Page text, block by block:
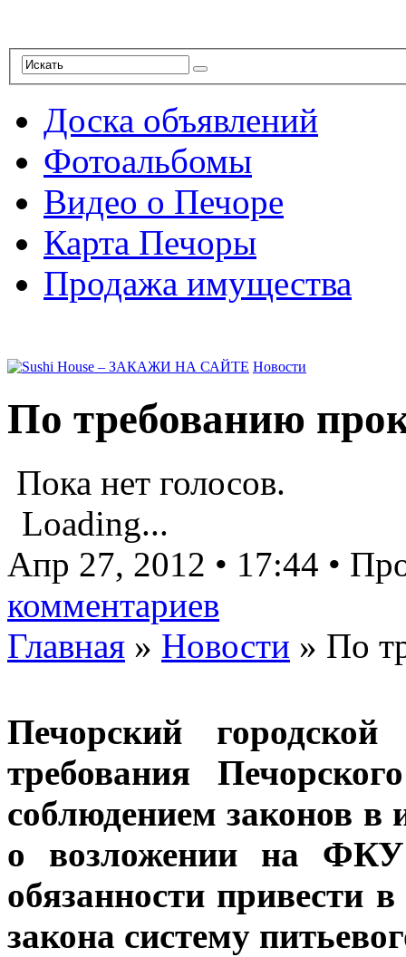
Доска объявлений
Фотоальбомы
Видео о Печоре
Карта Печоры
Продажа имущества
Новости
По требованию
Пока нет голосов.
Loading...
Апр 27, 2012 • 17:44 •
комментариев
Главная » Новости » По
Печорский
требования
соблюдением законов в
о возложении на
обязанности привести
закона систему